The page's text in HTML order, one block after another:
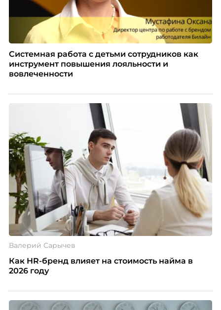
Системная работа с детьми сотрудников как
инструмент повышения лояльности и
вовлеченности
Валерий Сарычев
Как HR-бренд влияет на стоимость найма в
2026 году